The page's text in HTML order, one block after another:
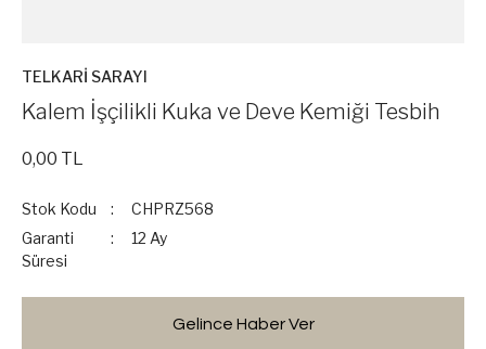
TELKARİ SARAYI
Kalem İşçilikli Kuka ve Deve Kemiği Tesbih
0,00 TL
Stok Kodu
CHPRZ568
Garanti
Süresi
12 Ay
Gelince Haber Ver